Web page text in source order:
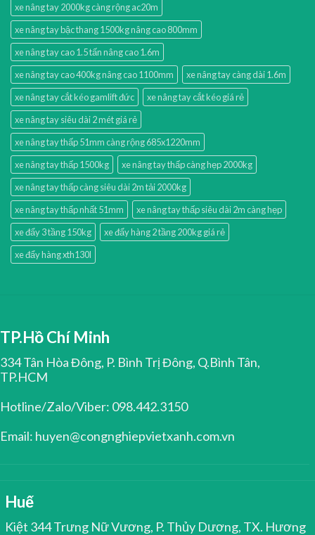
xe nâng tay 2000kg càng rộng ac20m
xe nâng tay bậc thang 1500kg nâng cao 800mm
xe nâng tay cao 1.5 tấn nâng cao 1.6m
xe nâng tay cao 400kg nâng cao 1100mm
xe nâng tay càng dài 1.6m
xe nâng tay cắt kéo gamlift đức
xe nâng tay cắt kéo giá rẻ
xe nâng tay siêu dài 2 mét giá rẻ
xe nâng tay thấp 51mm càng rộng 685x1220mm
xe nâng tay thấp 1500kg
xe nâng tay thấp càng hẹp 2000kg
xe nâng tay thấp càng siêu dài 2m tải 2000kg
xe nâng tay thấp nhất 51mm
xe nâng tay thấp siêu dài 2m càng hẹp
xe đẩy 3 tầng 150kg
xe đẩy hàng 2 tầng 200kg giá rẻ
xe đẩy hàng xth130l
TP.Hồ Chí Minh
334 Tân Hòa Đông, P. Bình Trị Đông, Q.Bình Tân,
TP.HCM
Hotline/Zalo/Viber: 098.442.3150
Email: huyen@congnghiepvietxanh.com.vn
Huế
Kiệt 344 Trưng Nữ Vương, P. Thủy Dương, TX. Hương